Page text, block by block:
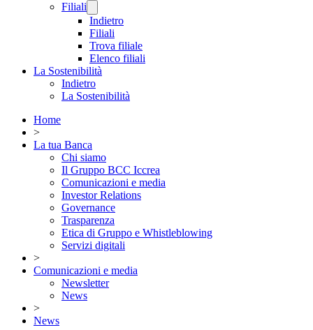
Filiali
Indietro
Filiali
Trova filiale
Elenco filiali
La Sostenibilità
Indietro
La Sostenibilità
Home
>
La tua Banca
Chi siamo
Il Gruppo BCC Iccrea
Comunicazioni e media
Investor Relations
Governance
Trasparenza
Etica di Gruppo e Whistleblowing
Servizi digitali
>
Comunicazioni e media
Newsletter
News
>
News